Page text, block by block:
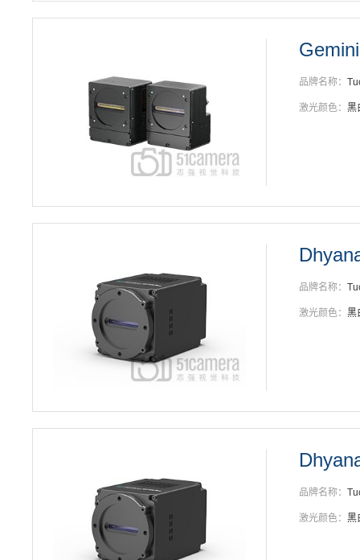
品牌名称：
激光颜色： 黑
品牌名称：
激光颜色： 黑
品牌名称：
激光颜色： 黑